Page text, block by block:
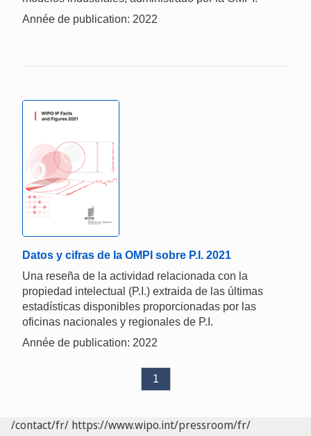
Année de publication: 2022
Datos y cifras de la OMPI sobre P.I. 2021
Una reseña de la actividad relacionada con la
propiedad intelectual (P.I.) extraida de las últimas
estadísticas disponibles proporcionadas por las
oficinas nacionales y regionales de P.I.
Année de publication: 2022
1
/contact/fr/ https://www.wipo.int/pressroom/fr/